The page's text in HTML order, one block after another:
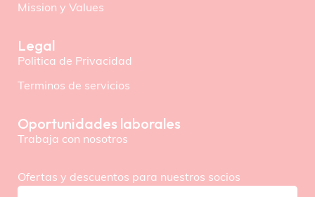
Mission y Values
Legal
Politica de Privacidad
Terminos de servicios
Oportunidades laborales
Trabaja con nosotros
Ofertas y descuentos para nuestros socios